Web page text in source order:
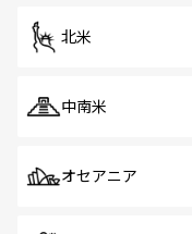
北米
中南米
オセアニア